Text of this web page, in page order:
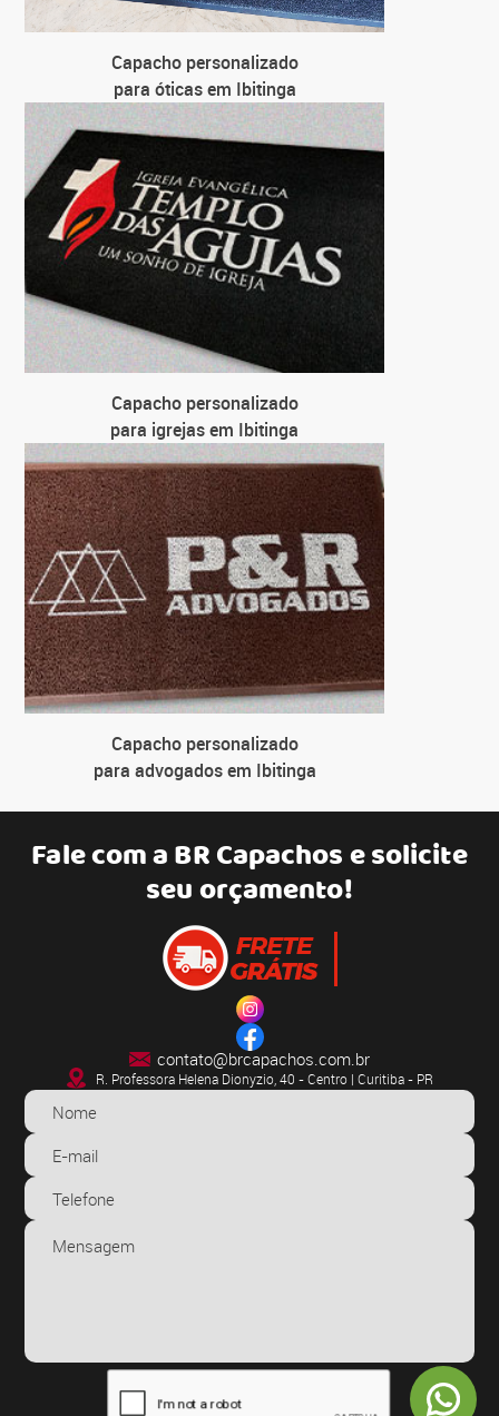
Capacho personalizado
para óticas em Ibitinga
Capacho personalizado
para igrejas em Ibitinga
Capacho personalizado
para advogados em Ibitinga
Fale com aBR Capachose solicite
seu orçamento!
contato@brcapachos.com.br
R. Professora Helena Dionyzio, 40 - Centro | Curitiba - PR